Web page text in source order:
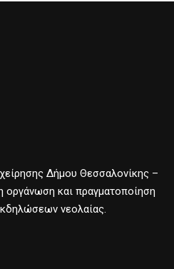
Δήμου Θεσσαλονίκης –
οργάνωση και πραγματοποίηση
νεολαίας.